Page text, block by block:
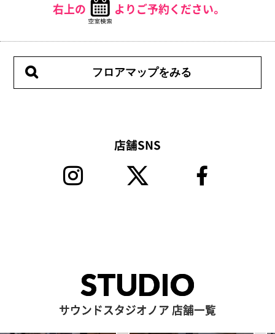
右上の よりご予約ください。
フロアマップをみる
店舗SNS
STUDIO
サウンドスタジオノア 店舗一覧